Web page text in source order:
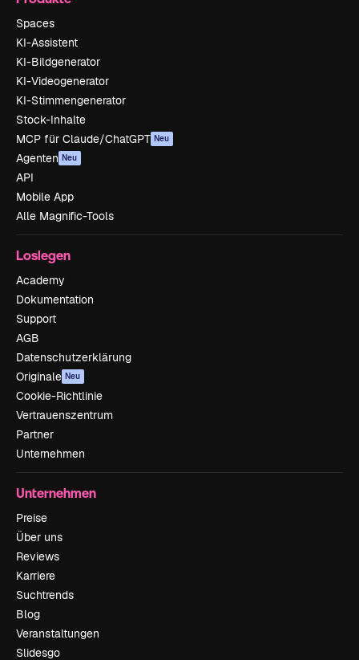
Spaces
KI-Assistent
KI-Bildgenerator
KI-Videogenerator
KI-Stimmengenerator
Stock-Inhalte
MCP für Claude/ChatGPT Neu
Agenten Neu
API
Mobile App
Alle Magnific-Tools
Loslegen
Academy
Dokumentation
Support
AGB
Datenschutzerklärung
Originale Neu
Cookie-Richtlinie
Vertrauenszentrum
Partner
Unternehmen
Unternehmen
Preise
Über uns
Reviews
Karriere
Suchtrends
Blog
Veranstaltungen
Slidesgo